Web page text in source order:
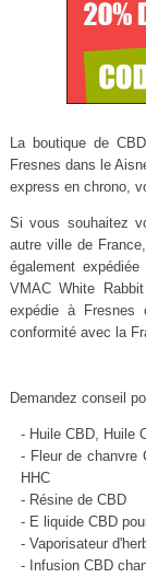
La boutique de
Fresnes dans le
express en chrono,
Si vous souhaitez
autre ville de
également
VMAC White
expédie à Fresnes
conformité avec la
Demandez conseil
- Huile CBD, Huile
- Fleur de chanvre
HHC
- Résine de CBD
- E liquide CBD
- Vaporisateur
- Infusion CBD